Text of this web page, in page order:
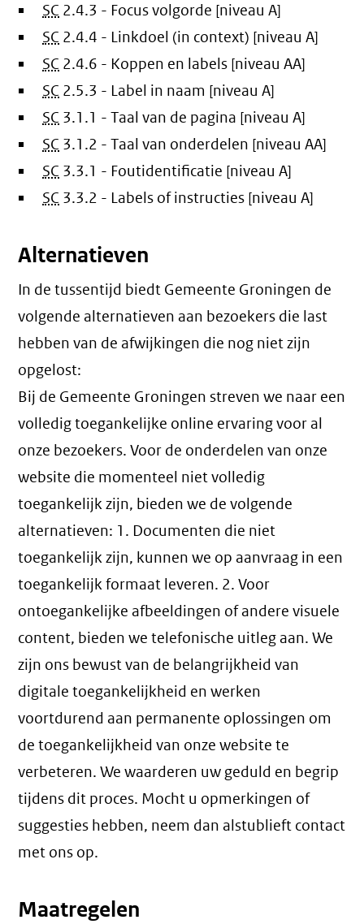
SC 2.4.3 - Focus volgorde [niveau A]
SC 2.4.4 - Linkdoel (in context) [niveau A]
SC 2.4.6 - Koppen en labels [niveau AA]
SC 2.5.3 - Label in naam [niveau A]
SC 3.1.1 - Taal van de pagina [niveau A]
SC 3.1.2 - Taal van onderdelen [niveau AA]
SC 3.3.1 - Foutidentificatie [niveau A]
SC 3.3.2 - Labels of instructies [niveau A]
Alternatieven
In de tussentijd biedt Gemeente Groningen de
volgende alternatieven aan bezoekers die last
hebben van de afwijkingen die nog niet zijn
opgelost:
Bij de Gemeente Groningen streven we naar een
volledig toegankelijke online ervaring voor al
onze bezoekers. Voor de onderdelen van onze
website die momenteel niet volledig
toegankelijk zijn, bieden we de volgende
alternatieven: 1. Documenten die niet
toegankelijk zijn, kunnen we op aanvraag in een
toegankelijk formaat leveren. 2. Voor
ontoegankelijke afbeeldingen of andere visuele
content, bieden we telefonische uitleg aan. We
zijn ons bewust van de belangrijkheid van
digitale toegankelijkheid en werken
voortdurend aan permanente oplossingen om
de toegankelijkheid van onze website te
verbeteren. We waarderen uw geduld en begrip
tijdens dit proces. Mocht u opmerkingen of
suggesties hebben, neem dan alstublieft contact
met ons op.
Maatregelen